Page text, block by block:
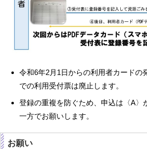
令和6年2月1日からの利用者カードの
での利用受付票は廃止します。
登録の重複を防ぐため、申込は〈A〉
一方でお願いします。
お願い